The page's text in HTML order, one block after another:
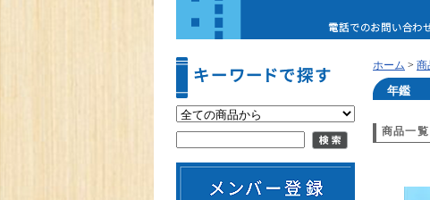
ホーム > 商
年鑑
商品一覧